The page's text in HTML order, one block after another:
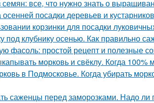
все, что нужно знать о
посадки деревьев и
корзинки для посадки
под клубнику осенью. Как правильно
фасоль: простой рецепт и полезные
морковь и свёклу. Когда 100%
в Подмосковье. Когда убирать
саженцы перед заморозками. Надо ли